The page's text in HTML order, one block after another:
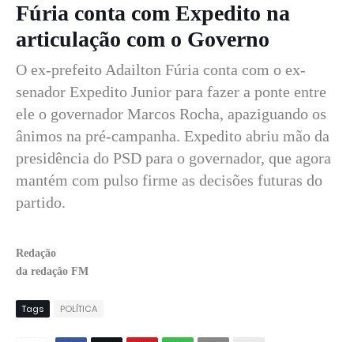
Fúria conta com Expedito na
articulação com o Governo
O ex-prefeito Adailton Fúria conta com o ex-
senador Expedito Junior para fazer a ponte entre
ele o governador Marcos Rocha, apaziguando os
ânimos na pré-campanha. Expedito abriu mão da
presidência do PSD para o governador, que agora
mantém com pulso firme as decisões futuras do
partido.
Redação
da redaçâo FM
Tags POLÍTICA